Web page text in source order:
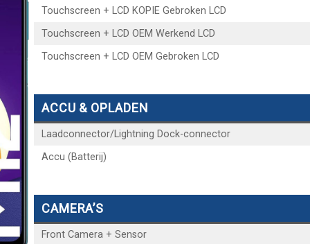
Touchscreen + LCD KOPIE Gebroken LCD
Touchscreen + LCD OEM Werkend LCD
Touchscreen + LCD OEM Gebroken LCD
ACCU & OPLADEN
Laadconnector/Lightning Dock-connector
Accu (Batterij)
CAMERA’S
Front Camera + Sensor